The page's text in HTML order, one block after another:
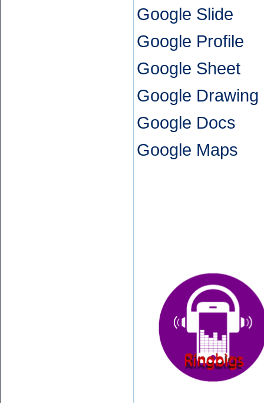
Google Slide
Google Profile
Google Sheet
Google Drawing
Google Docs
Google Maps